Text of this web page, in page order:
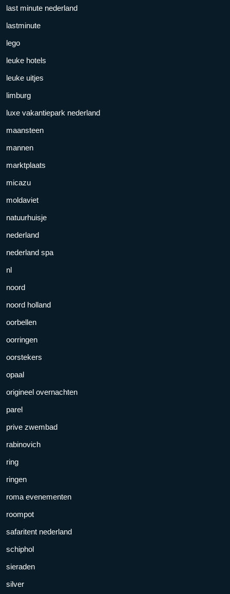
last minute nederland
lastminute
lego
leuke hotels
leuke uitjes
limburg
luxe vakantiepark nederland
maansteen
mannen
marktplaats
micazu
moldaviet
natuurhuisje
nederland
nederland spa
nl
noord
noord holland
oorbellen
oorringen
oorstekers
opaal
origineel overnachten
parel
prive zwembad
rabinovich
ring
ringen
roma evenementen
roompot
safaritent nederland
schiphol
sieraden
silver